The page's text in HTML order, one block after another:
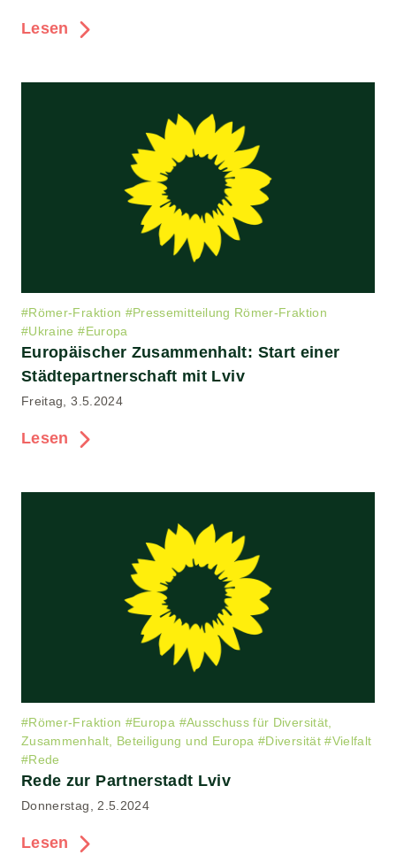
Lesen
#Römer-Fraktion #Pressemitteilung Römer-Fraktion
#Ukraine #Europa
Europäischer Zusammenhalt: Start einer
Städtepartnerschaft mit Lviv
Freitag, 3.5.2024
Lesen
#Römer-Fraktion #Europa #Ausschuss für Diversität,
Zusammenhalt, Beteiligung und Europa #Diversität #Vielfalt
#Rede
Rede zur Partnerstadt Lviv
Donnerstag, 2.5.2024
Lesen